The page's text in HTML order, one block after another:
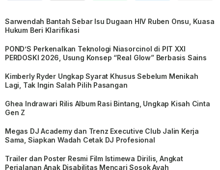
Sarwendah Bantah Sebar Isu Dugaan HIV Ruben Onsu, Kuasa
Hukum Beri Klarifikasi
POND’S Perkenalkan Teknologi Niasorcinol di PIT XXI
PERDOSKI 2026, Usung Konsep “Real Glow” Berbasis Sains
Kimberly Ryder Ungkap Syarat Khusus Sebelum Menikah
Lagi, Tak Ingin Salah Pilih Pasangan
Ghea Indrawari Rilis Album Rasi Bintang, Ungkap Kisah Cinta
Gen Z
Megas DJ Academy dan Trenz Executive Club Jalin Kerja
Sama, Siapkan Wadah Cetak DJ Profesional
Trailer dan Poster Resmi Film Istimewa Dirilis, Angkat
Perjalanan Anak Disabilitas Mencari Sosok Ayah